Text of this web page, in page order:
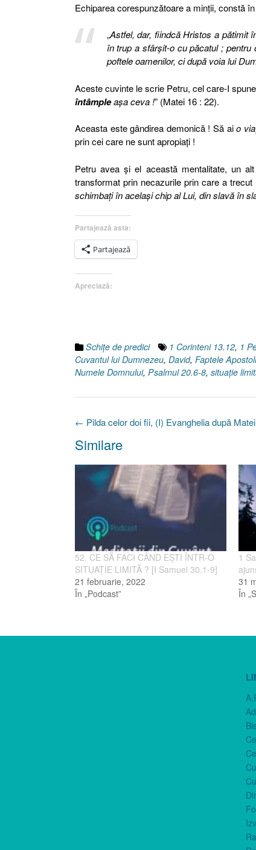
Echiparea corespunzătoare a minţii, constă în
„Astfel, dar, fiindcă Hristos a pătimit
în trup a sfârşit-o cu păcatul ;
poftele oamenilor, ci după voia lui
Aceste cuvinte le scrie Petru, cel care-I
întâmpleaşa ceva !” (Matei 16 : 22).
Aceasta este gândirea demonică ! Să aio
prin cei care ne sunt apropiaţi !
Petru avea şi el această mentalitate, un
transformat prin necazurile prin care a
schimbaţi în acelaşi chip al Lui, din slavă în
Partajează asta:
Partajează
Apreciază:
Schiţe de predici 1 Corinteni 13.12, 1
Cuvantul lui Dumnezeu, David, Faptele
Numele Domnului, Psalmul 20.6-8, situaţie
Post
← Pilda celor doi fii, (I) Evanghelia după
Similare
52. CE SĂ FACI CÂND EŞTI ÎNTR-O
SITUAŢIE LIMITĂ ? [I Samuel 30.1-9]
21 februarie, 2022
În „Podcast”
1
31
În